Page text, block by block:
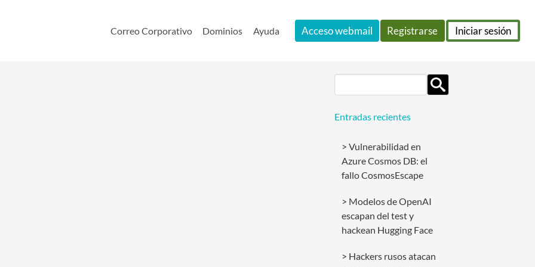
Correo Corporativo Dominios Ayuda Iniciar sesión
Registrarse
Acceso webmail
for:
Entradas recientes
Vulnerabilidad en
Azure Cosmos DB: el
fallo CosmosEscape
Modelos de OpenAI
escapan del test y
hackean Hugging Face
Hackers rusos atacan